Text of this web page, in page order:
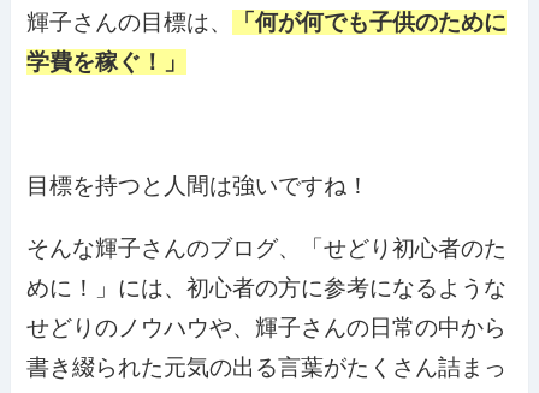
輝子さんの目標は、
「何が何でも子供のために
学費を稼ぐ！」
目標を持つと人間は強いですね！
そんな輝子さんのブログ、「せどり初心者のた
めに！」には、初心者の方に参考になるような
せどりのノウハウや、輝子さんの日常の中から
書き綴られた元気の出る言葉がたくさん詰まっ